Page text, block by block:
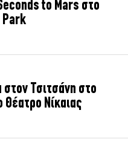
to Mars στο
Park
Τσιτσάνη στο
Θέατρο Νίκαιας